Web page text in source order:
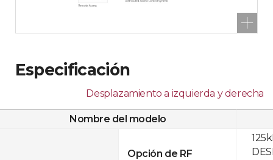
Especificación
Desplazamiento a izquierda y derecha
Nombre del modelo
Opción de RF